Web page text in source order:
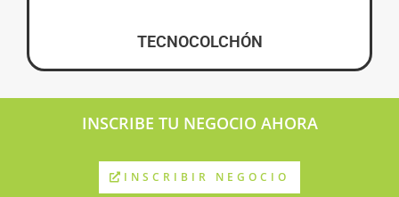
TECNOCOLCHÓN
INSCRIBE TU NEGOCIO AHORA
INSCRIBIR NEGOCIO